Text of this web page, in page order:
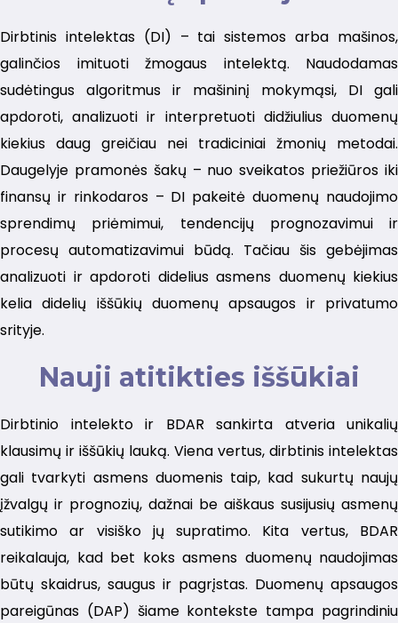
Dirbtinis intelektas (DI) – tai sistemos arba mašinos,
galinčios imituoti žmogaus intelektą. Naudodamas
sudėtingus algoritmus ir mašininį mokymąsi, DI gali
apdoroti, analizuoti ir interpretuoti didžiulius duomenų
kiekius daug greičiau nei tradiciniai žmonių metodai.
Daugelyje pramonės šakų – nuo sveikatos priežiūros iki
finansų ir rinkodaros – DI pakeitė duomenų naudojimo
sprendimų priėmimui, tendencijų prognozavimui ir
procesų automatizavimui būdą. Tačiau šis gebėjimas
analizuoti ir apdoroti didelius asmens duomenų kiekius
kelia didelių iššūkių duomenų apsaugos ir privatumo
srityje.
Nauji atitikties iššūkiai
Dirbtinio intelekto ir BDAR sankirta atveria unikalių
klausimų ir iššūkių lauką. Viena vertus, dirbtinis intelektas
gali tvarkyti asmens duomenis taip, kad sukurtų naujų
įžvalgų ir prognozių, dažnai be aiškaus susijusių asmenų
sutikimo ar visiško jų supratimo. Kita vertus, BDAR
reikalauja, kad bet koks asmens duomenų naudojimas
būtų skaidrus, saugus ir pagrįstas. Duomenų apsaugos
pareigūnas (DAP) šiame kontekste tampa pagrindiniu